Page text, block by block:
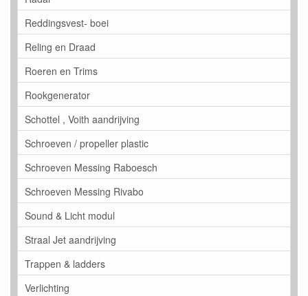
Reddingsvest- boei
Reling en Draad
Roeren en Trims
Rookgenerator
Schottel , Voith aandrijving
Schroeven / propeller plastic
Schroeven Messing Raboesch
Schroeven Messing Rivabo
Sound & Licht modul
Straal Jet aandrijving
Trappen & ladders
Verlichting